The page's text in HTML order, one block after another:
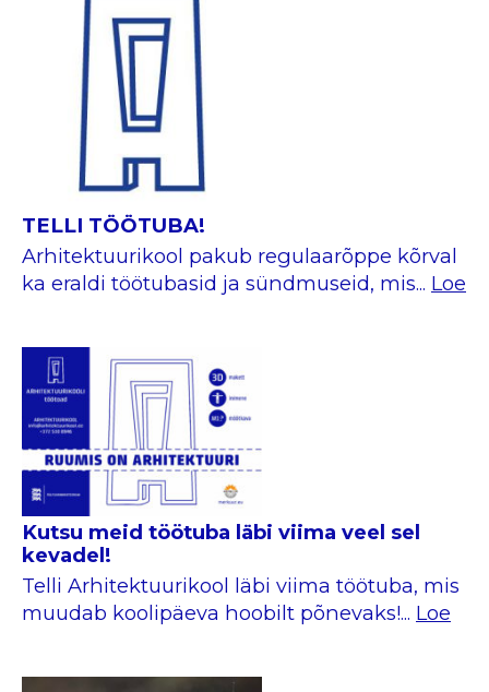
TELLI TÖÖTUBA!
Arhitektuurikool pakub regulaarõppe kõrval
ka eraldi töötubasid ja sündmuseid, mis... Loe
Kutsu meid töötuba läbi viima veel sel
kevadel!
Telli Arhitektuurikool läbi viima töötuba, mis
muudab koolipäeva hoobilt põnevaks!... Loe